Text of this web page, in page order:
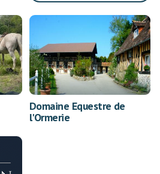
Domaine Equestre de
l'Ormerie